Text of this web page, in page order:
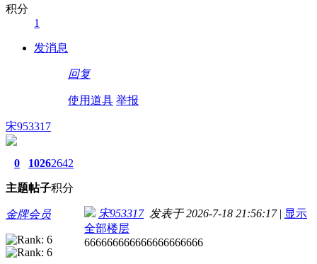
积分
1
发消息
回复
使用道具 举报
宋953317
0
主题
1026
帖子
2642
积分
金牌会员 宋953317发表于 2026-7-18 21:56:17 | 显示
全部楼层
666666666666666666666